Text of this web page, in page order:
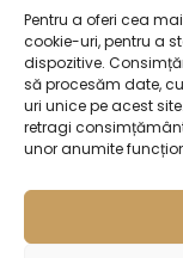
Pentru a oferi cea
cookie-uri, pentru a
dispozitive.
să procesăm date,
uri unice pe acest
retragi
unor anumite
Bauturi alcoolice
Bere
Cidru
Bauturi non-
Cafea